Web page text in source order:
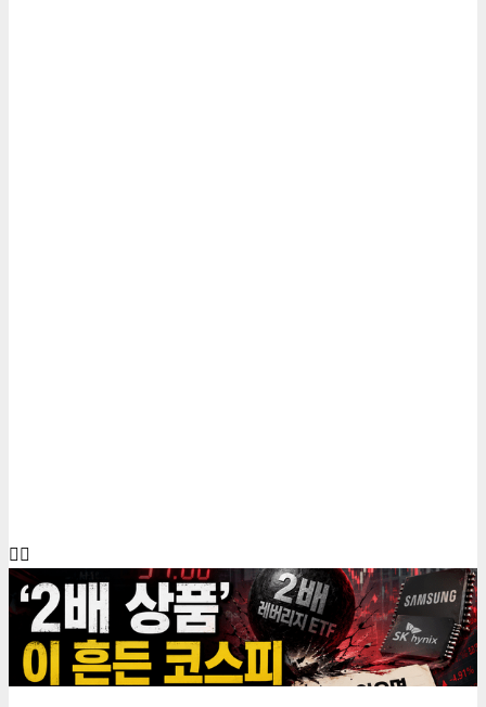
6 minutes read
게재된 글
편집장 칼럼